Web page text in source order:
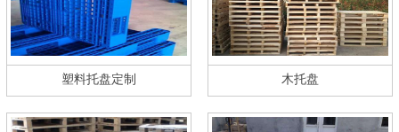
塑料托盘定制 木托盘